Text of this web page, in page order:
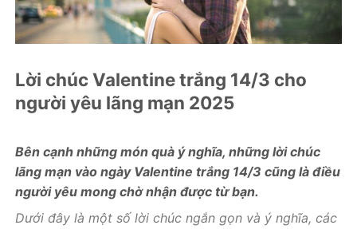
Lời chúc Valentine trắng 14/3 cho
người yêu lãng mạn 2025
Bên cạnh những món quà ý nghĩa, những lời chúc
lãng mạn vào ngày Valentine trắng 14/3 cũng là điều
người yêu mong chờ nhận được từ bạn.
Dưới đây là một số lời chúc ngắn gọn và ý nghĩa, các